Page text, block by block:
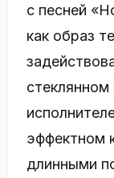
с песней
как образ
эффектном
длинными